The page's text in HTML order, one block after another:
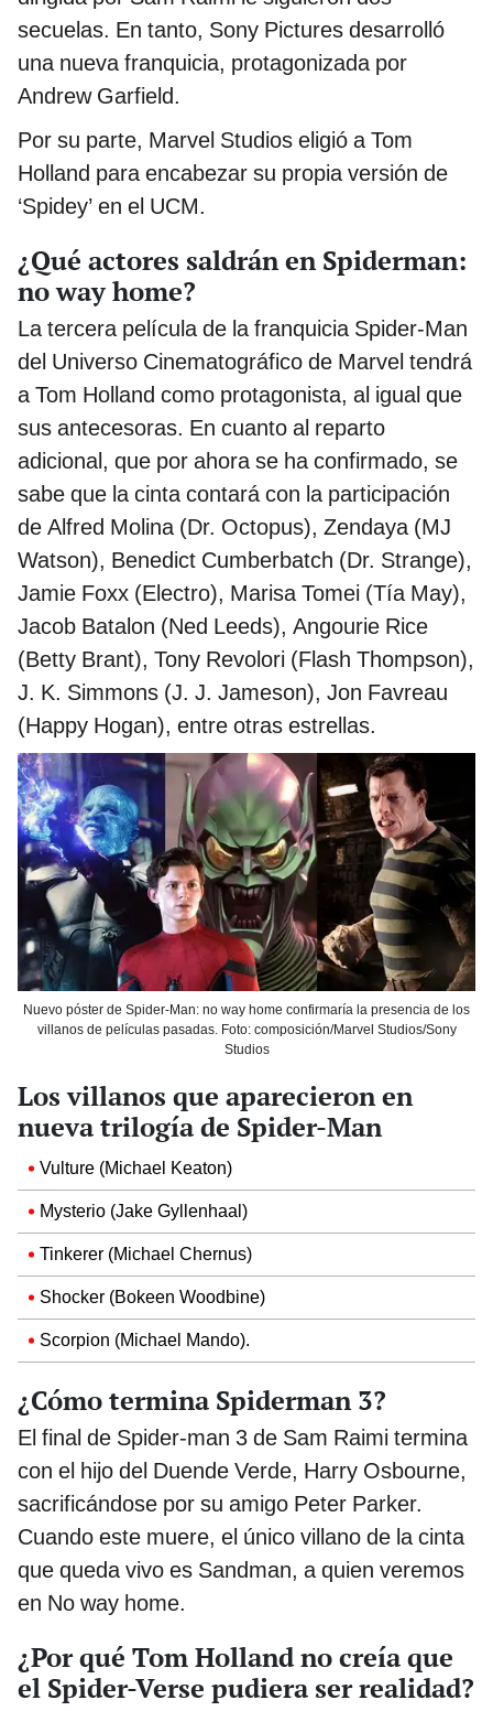
secuelas. En tanto, Sony Pictures desarrolló
una nueva franquicia, protagonizada por
Andrew Garfield.
Por su parte, Marvel Studios eligió a Tom
Holland para encabezar su propia versión de
‘Spidey’ en el UCM.
¿Qué actores saldrán en Spiderman:
no way home?
La tercera película de la franquicia Spider-Man
del Universo Cinematográfico de Marvel tendrá
a Tom Holland como protagonista, al igual que
sus antecesoras. En cuanto al reparto
adicional, que por ahora se ha confirmado, se
sabe que la cinta contará con la participación
de Alfred Molina (Dr. Octopus), Zendaya (MJ
Watson), Benedict Cumberbatch (Dr. Strange),
Jamie Foxx (Electro), Marisa Tomei (Tía May),
Jacob Batalon (Ned Leeds), Angourie Rice
(Betty Brant), Tony Revolori (Flash Thompson),
J. K. Simmons (J. J. Jameson), Jon Favreau
(Happy Hogan), entre otras estrellas.
Nuevo póster de Spider-Man: no way home confirmaría la presencia de los
villanos de películas pasadas. Foto: composición/Marvel Studios/Sony
Studios
Los villanos que aparecieron en
nueva trilogía de Spider-Man
Vulture (Michael Keaton)
Mysterio (Jake Gyllenhaal)
Tinkerer (Michael Chernus)
Shocker (Bokeen Woodbine)
Scorpion (Michael Mando).
¿Cómo termina Spiderman 3?
El final de Spider-man 3 de Sam Raimi termina
con el hijo del Duende Verde, Harry Osbourne,
sacrificándose por su amigo Peter Parker.
Cuando este muere, el único villano de la cinta
que queda vivo es Sandman, a quien veremos
en No way home.
¿Por qué Tom Holland no creía que
el Spider-Verse pudiera ser realidad?